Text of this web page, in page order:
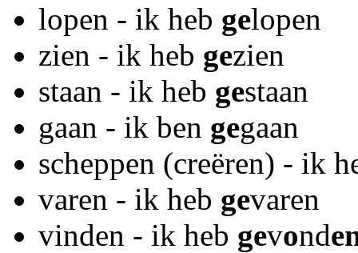
lopen - ik heb gelopen
zien - ik heb gezien
staan - ik heb gestaan
gaan - ik ben gegaan
scheppen (creëren) - ik
varen - ik heb gevaren
vinden - ik heb gevond